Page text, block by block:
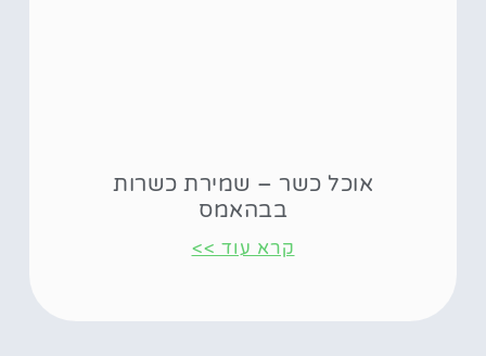
אוכל כשר – שמירת כשרות
בבהאמס
קרא עוד >>